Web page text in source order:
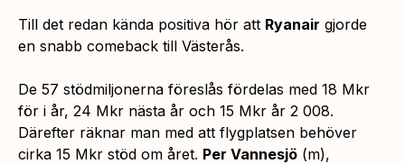
Till det redan kända positiva hör att Ryanair gjorde
en snabb comeback till Västerås.
De 57 stödmiljonerna föreslås fördelas med 18 Mkr
för i år, 24 Mkr nästa år och 15 Mkr år 2 008.
Därefter räknar man med att flygplatsen behöver
cirka 15 Mkr stöd om året. Per Vannesjö (m),